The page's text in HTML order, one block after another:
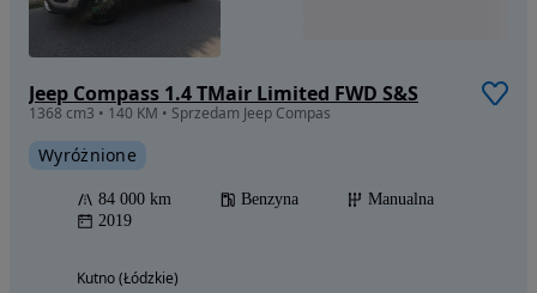
Jeep Compass 1.4 TMair Limited FWD S&S
1368 cm3 • 140 KM • Sprzedam Jeep Compas
Wyróżnione
84 000 km Benzyna
Manualna
2019
Kutno (Łódzkie)